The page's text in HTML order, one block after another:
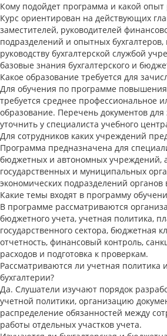
Кому подойдет программа и какой опыт
Курс ориентирован на действующих
заместителей, руководителей
подразделений и опытных бухгалтеров,
руководству бухгалтерской службой
базовые знания бухгалтерского и
Какое образование требуется для
Для обучения по программе
требуется среднее профессиональное
образование. Перечень документов
уточнить у специалиста учебного
Для сотрудников каких учреждений
Программа предназначена для
бюджетных и автономных учреждений,
государственных и муниципальных
экономических подразделений органов
Какие темы входят в программу
В программе рассматриваются
бюджетного учета, учетная политика,
государственного сектора, бюджетная
отчетность, финансовый контроль,
расходов и подготовка к проверкам.
Рассматриваются ли учетная политика
бухгалтерии?
Да. Слушатели изучают порядок
учетной политики, организацию
распределение обязанностей между
работы отдельных участков учета.